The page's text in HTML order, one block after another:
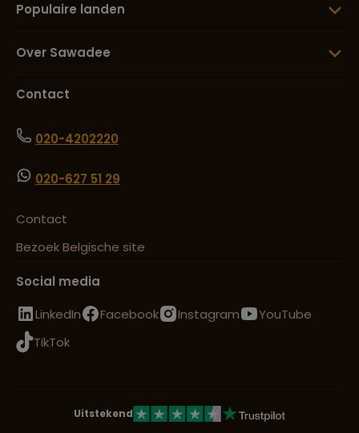
Populaire landen
Over Sawadee
Contact
020-4202220
020-627 51 29
Contact
Bezoek Belgische site
Social media
LinkedIn
Facebook Instagram
YouTube
TikTok
Uitstekend